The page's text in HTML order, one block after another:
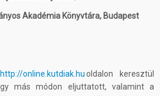
Akadémia Könyvtára, Budapest
http://online.kutdiak.huoldalon keresztül
más módon eljuttatott, valamint a